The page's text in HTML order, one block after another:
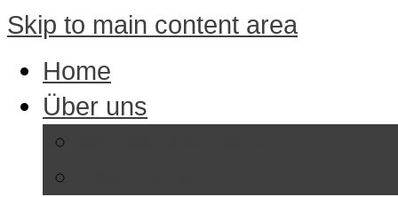
Skip to main content area
Home
Über uns